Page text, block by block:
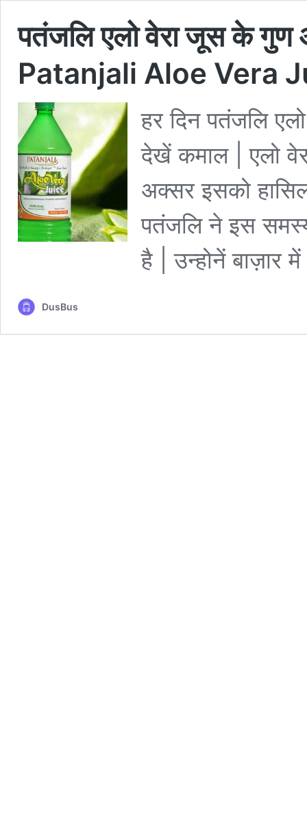
पतंजलि एलो वेरा जूस के
Patanjali Aloe Vera
हर दिन पतंजलि
देखें कमाल | एलो
अक्सर इसको
पतंजलि ने इस
है | उन्होनें बाज़ार
DusBus